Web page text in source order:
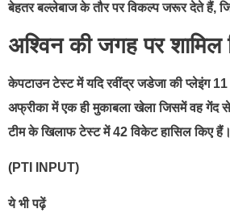
बेहतर बल्लेबाज के तौर पर विकल्प जरूर देते हैं,
अश्विन की जगह पर
केपटाउन टेस्ट में यदि रवींद्र जडेजा की प्लेइंग
अफ्रीका में एक ही मुकाबला खेला जिसमें वह गेंद
टीम के खिलाफ टेस्ट में 42 विकेट हासिल किए हैं।
(PTI INPUT)
ये भी पढ़ें